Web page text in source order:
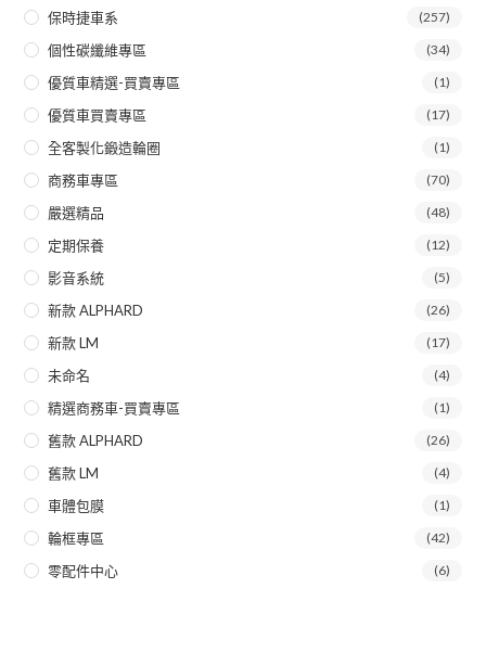
保時捷車系 (257)
個性碳纖維專區 (34)
優質車精選-買賣專區 (1)
優質車買賣專區 (17)
全客製化鍛造輪圈 (1)
商務車專區 (70)
嚴選精品 (48)
定期保養 (12)
影音系統 (5)
新款 ALPHARD (26)
新款 LM (17)
未命名 (4)
精選商務車-買賣專區 (1)
舊款 ALPHARD (26)
舊款 LM (4)
車體包膜 (1)
輪框專區 (42)
零配件中心 (6)